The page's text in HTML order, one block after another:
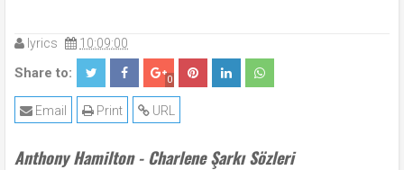
lyrics 10:09:00
Share to: 0
URL
Print
Email
Anthony Hamilton - Charlene Şarkı Sözleri